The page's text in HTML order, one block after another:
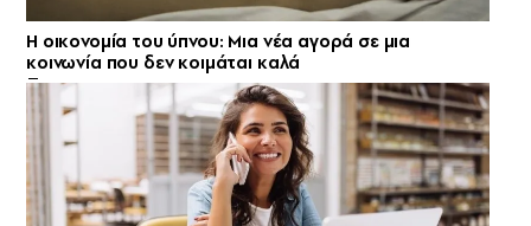
Η οικονομία του ύπνου: Μια νέα αγορά σε μια
κοινωνία που δεν κοιμάται καλά